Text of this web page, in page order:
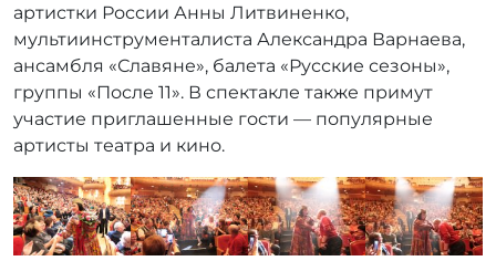
артистки России Анны Литвиненко,
мультиинструменталиста Александра Варнаева,
ансамбля «Славяне», балета «Русские сезоны»,
группы «После 11». В спектакле также примут
участие приглашенные гости — популярные
артисты театра и кино.